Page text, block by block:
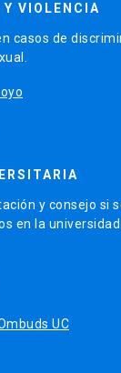
VIOLENCIA
casos de
y consejo si
en la universidad.
UC